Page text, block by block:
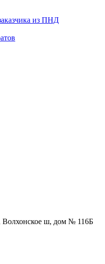
из ПНД
Волхонское ш, дом № 116Б